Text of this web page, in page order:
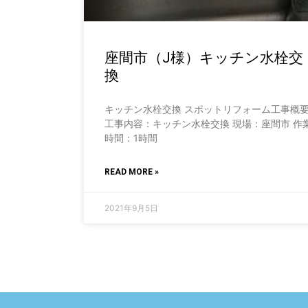
座間市（J様）キッチン水栓交
換
キッチン水栓交換 スポットリフォーム工事概
工事内容：キッチン水栓交換 現場：座間市 作
時間：1時間
READ MORE »
2021年9月5日